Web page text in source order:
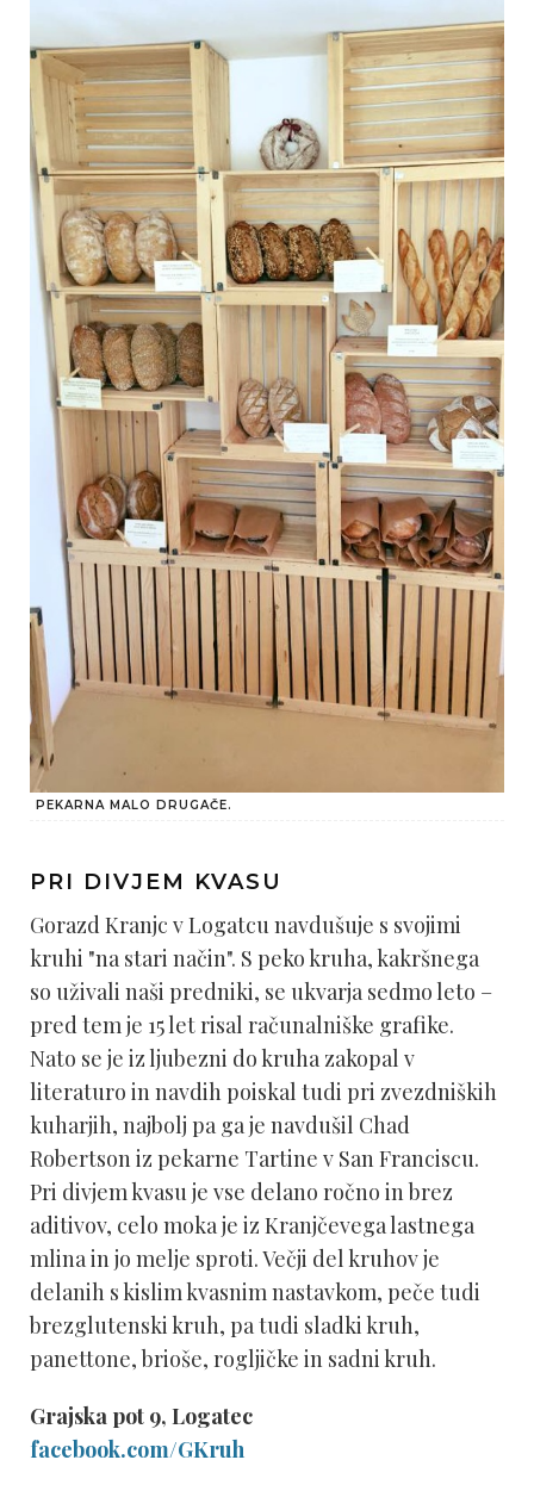
PEKARNA MALO DRUGAČE.
PRI DIVJEM KVASU
Gorazd Kranjc v Logatcu navdušuje s svojimi
kruhi "na stari način". S peko kruha, kakršnega
so uživali naši predniki, se ukvarja sedmo leto –
pred tem je 15 let risal računalniške grafike.
Nato se je iz ljubezni do kruha zakopal v
literaturo in navdih poiskal tudi pri zvezdniških
kuharjih, najbolj pa ga je navdušil Chad
Robertson iz pekarne Tartine v San Franciscu.
Pri divjem kvasu je vse delano ročno in brez
aditivov, celo moka je iz Kranjčevega lastnega
mlina in jo melje sproti. Večji del kruhov je
delanih s kislim kvasnim nastavkom, peče tudi
brezglutenski kruh, pa tudi sladki kruh,
panettone, brioše, rogljičke in sadni kruh.
Grajska pot 9, Logatec
facebook.com/GKruh